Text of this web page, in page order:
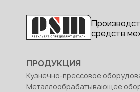
средств
ПРОДУКЦИЯ
Кузнечно-прессовое
Металлообрабатывающее